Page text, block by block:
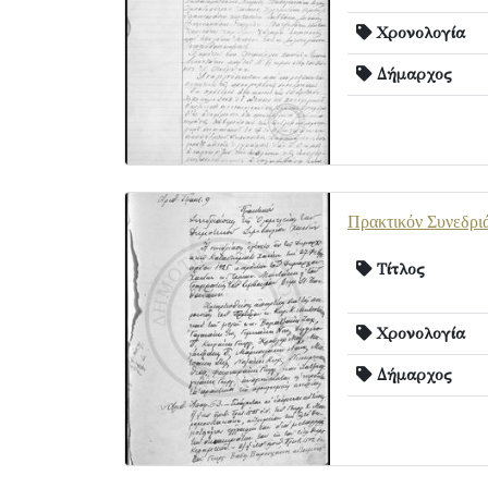
Χρονολογία
Δήμαρχος
Πρακτικόν
Τίτλος
Χρονολογία
Δήμαρχος